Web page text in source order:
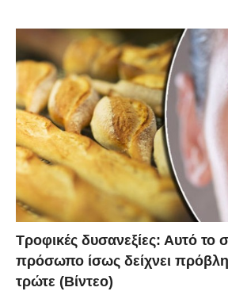
Τροφικές δυσανεξίες: Αυτό το
πρόσωπο ίσως δείχνει
τρώτε (Βίντεο)